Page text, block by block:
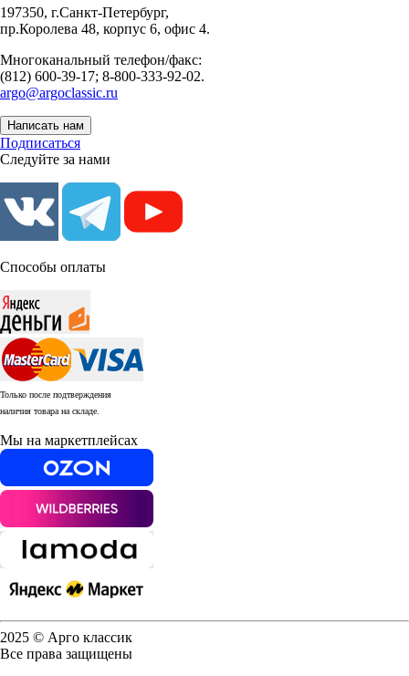
197350, г.Санкт-Петербург,
пр.Королева 48, корпус 6, офис 4.
Многоканальный телефон/факс:
(812) 600-39-17; 8-800-333-92-02.
argo@argoclassic.ru
Написать нам
Подписаться
Следуйте за нами
Способы оплаты
Только после подтверждения
наличия товара на складе.
Мы на маркетплейсах
2025 © Арго классик
Все права защищены